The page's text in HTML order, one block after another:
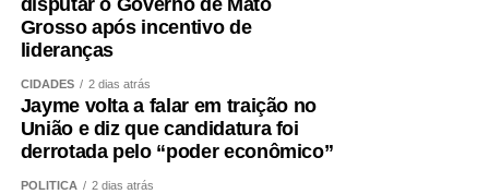
Grosso após incentivo de
lideranças
CIDADES 2 dias atrás
Jayme volta a falar em traição no
União e diz que candidatura foi
derrotada pelo “poder econômico”
POLÍTICA 2 dias atrás